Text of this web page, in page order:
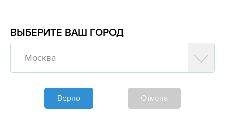
Обновлено больше недели назад
Моя спецтехника
Манипуляторы, Стрела 3 тонны Борт 5 тонн
ВЫБЕРИТЕ ВАШ ГОРОД
Москва
Верно Отмена